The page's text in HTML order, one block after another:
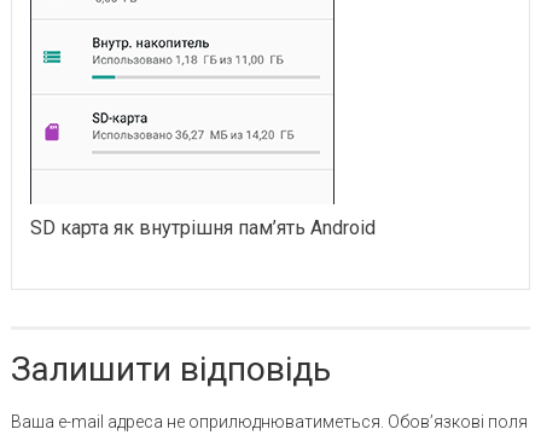
SD карта як внутрішня пам’ять Android
Залишити відповідь
Ваша e-mail адреса не оприлюднюватиметься. Обов’язкові поля